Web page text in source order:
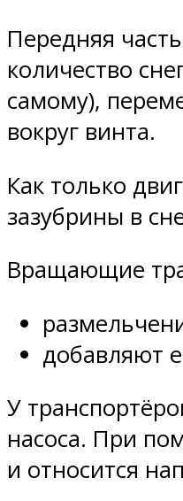
Передняя
количество
самому),
вокруг винта.
Как только
зазубрины в
Вращающие
добавляют
У
насоса. При
и относится